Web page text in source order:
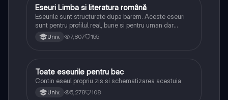
Limba și literatura română
Eseuri Limba si literatura română
Eseurile sunt structurate dupa barem. Aceste eseuri
sunt pentru profilul real, bune si pentru uman dar
lipsesc relatiile dintre personaje si caracrerizarile.
Univ. 7,807 155
Limba și literatura română
Toate eseurile pentru bac
Contin eseul propriu zis si schematizarea acestuia
Univ. 5,278 108